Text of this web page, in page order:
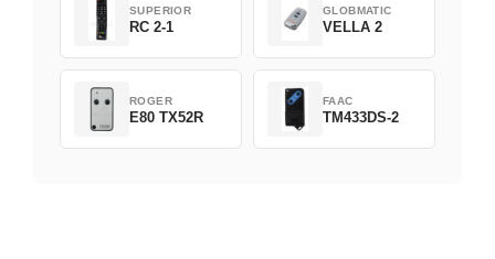
SUPERIOR
RC 2-1
GLOBMATIC
VELLA 2
ROGER
E80 TX52R
FAAC
TM433DS-2